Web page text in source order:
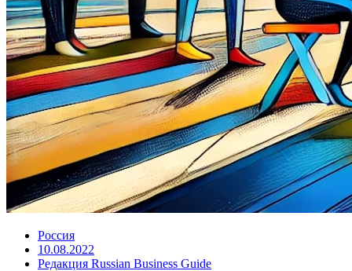
Россия
10.08.2022
Редакция Russian Business Guide